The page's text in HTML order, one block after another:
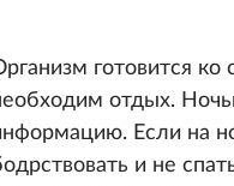
готовится ко
отдых.
Если на
и не